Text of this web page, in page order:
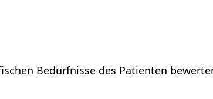
Bedürfnisse des Patienten